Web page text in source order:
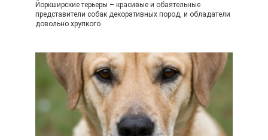
Йоркширские терьеры – красивые и обаятельные
представители собак декоративных пород, и обладатели
довольно хрупкого